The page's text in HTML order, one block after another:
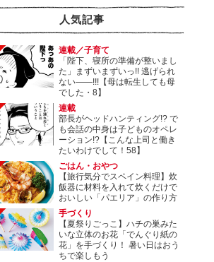
人気記事
連載／子育て
「陛下、寝所の準備が整いまし
た」まずいまずいっ!! 逃げられ
ない――!!!【母は転生しても母
でした・8】
連載
部長がヘッドハンティング!? で
も会話の中身は子どものオペレ
ーション!?【こんな上司と働き
たいわけでして！58】
ごはん・おやつ
【旅行気分でスペイン料理】炊
飯器に材料を入れて炊くだけで
おいしい「パエリア」の作り方
手づくり
【夏祭りごっこ】ハチの巣みた
いな立体のお花「でんぐり紙の
花」を手づくり！ 暑い日はおう
ちで楽しもう